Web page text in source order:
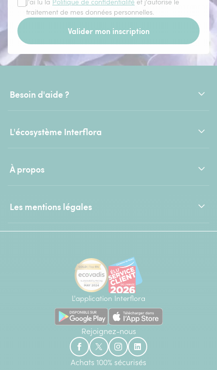
J'ai lu la Politique de confidentialité et j'autorise le
traitement de mes données personnelles.
Valider mon inscription
Besoin d'aide ?
L'écosystème Interflora
À propos
Les mentions légales
L'application Interflora
Rejoignez-nous
Achats 100% sécurisés